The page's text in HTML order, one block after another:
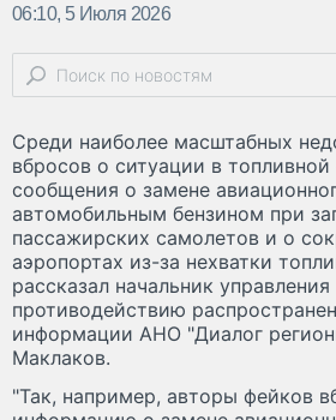
06:10, 5 Июля 2026
Среди наиболее масштабных
вбросов о ситуации в
сообщения о замене
автомобильным бензином при
пассажирских самолетов и о
аэропортах из-за нехватки
рассказал начальник управления
противодействию
информации АНО "Диалог
Маклаков.
"Так, например, авторы фейков